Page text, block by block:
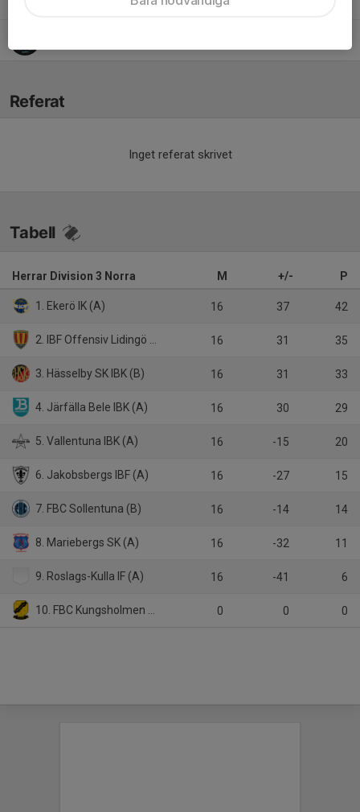
Referat
Inget referat skrivet
Tabell
Herrar Division 3 Norra M +/- P
1. Ekerö IK (A) 16 37 42
2. IBF Offensiv Lidingö (A) 16 31 35
3. Hässelby SK IBK (B) 16 31 33
4. Järfälla Bele IBK (A) 16 30 29
5. Vallentuna IBK (A) 16 -15 20
6. Jakobsbergs IBF (A) 16 -27 15
7. FBC Sollentuna (B) 16 -14 14
8. Mariebergs SK (A) 16 -32 11
9. Roslags-Kulla IF (A) 16 -41 6
10. FBC Kungsholmen (A) 0 0 0